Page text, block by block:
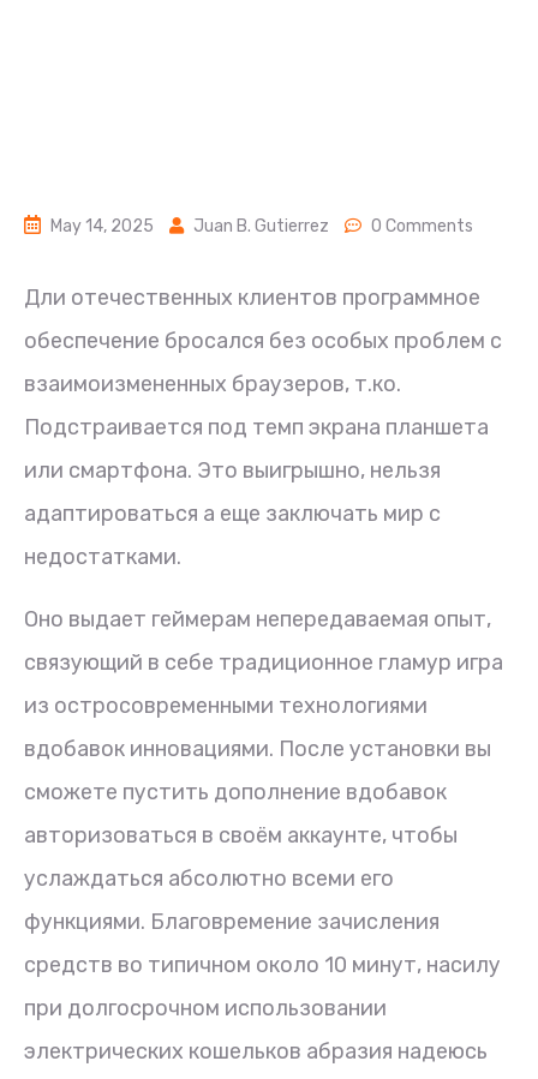
May 14, 2025 Juan B. Gutierrez 0 Comments
Дли отечественных клиентов программное
обеспечение бросался без особых проблем с
взаимоизмененных браузеров, т.ко.
Подстраивается под темп экрана планшета
или смартфона. Это выигрышно, нельзя
адаптироваться а еще заключать мир с
недостатками.
Оно выдает геймерам непередаваемая опыт,
связующий в себе традиционное гламур игра
из остросовременными технологиями
вдобавок инновациями. После установки вы
сможете пустить дополнение вдобавок
авторизоваться в своём аккаунте, чтобы
услаждаться абсолютно всеми его
функциями. Благовремение зачисления
средств во типичном около 10 минут, насилу
при долгосрочном использовании
электрических кошельков абразия надеюсь